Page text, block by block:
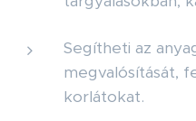
Segítheti az
megvalósítását,
korlátokat.